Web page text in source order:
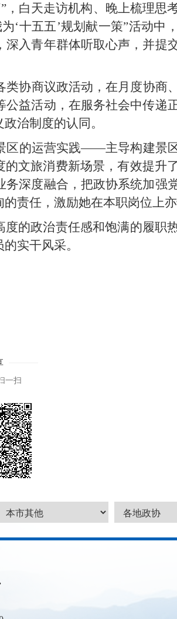
，白天走访机构、晚上梳理思
‘十五五’规划献一策”活动中
入青年群体听取心声，并提
协商议政活动，在月度协商
益活动，在服务社会中传递
治制度的认同。
区的运营实践——主导构建景
文旅消费新场景，有效提升
深度融合，把政协系统加强
责任，激励她在本职岗位上亦
的政治责任感和饱满的履职
实干风采。
一扫